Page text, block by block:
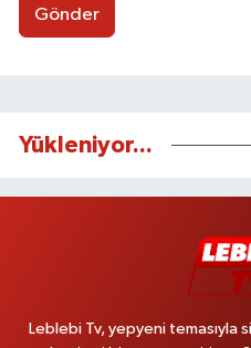
Gönder
Yükleniyor...
Leblebi Tv, yepyeni temasıyla